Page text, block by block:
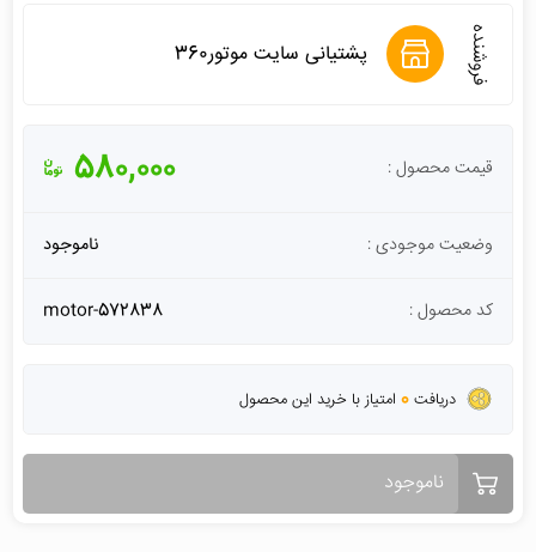
فروشنده پشتیانی سایت موتور360
قیمت محصول : 580,000
وضعیت موجودی : ناموجود
کد محصول : motor-572838
دریافت 0امتیاز با خرید این محصول
ناموجود